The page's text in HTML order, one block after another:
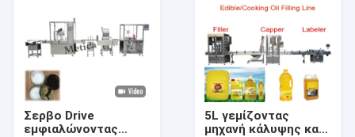
Σερβο Drive
εμφιαλώνοντας
5L γεμίζοντας
μηχανή κάλυψης και